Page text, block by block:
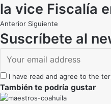
la vice Fiscalía
Anterior Siguiente
Suscríbete al
I have read and agree to the
También te podría gustar